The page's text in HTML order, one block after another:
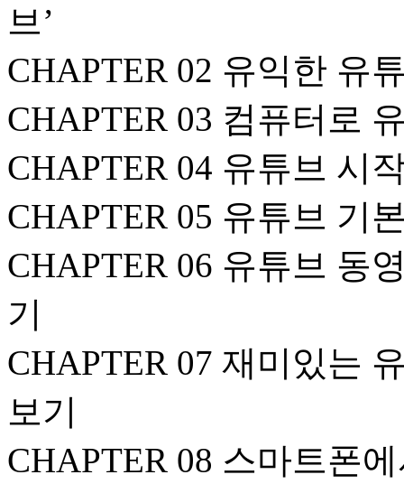
브’
CHAPTER 02 유익한 유
CHAPTER 03 컴퓨터로
CHAPTER 04 유튜브 시
CHAPTER 05 유튜브 기
CHAPTER 06 유튜브 동
기
CHAPTER 07 재미있는
보기
CHAPTER 08 스마트폰